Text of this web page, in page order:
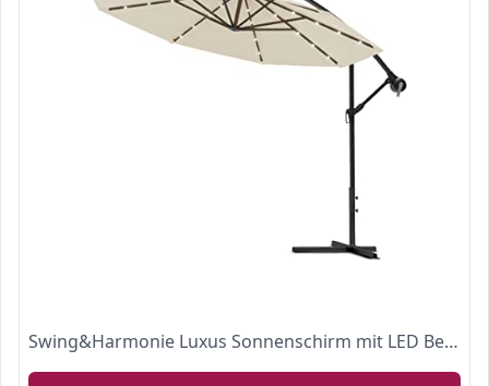
Swing&Harmonie Luxus Sonnenschirm mit LED Beleuchtung Ampelschirm 300cm / 350cm Solar Garten Schirm Pavillon